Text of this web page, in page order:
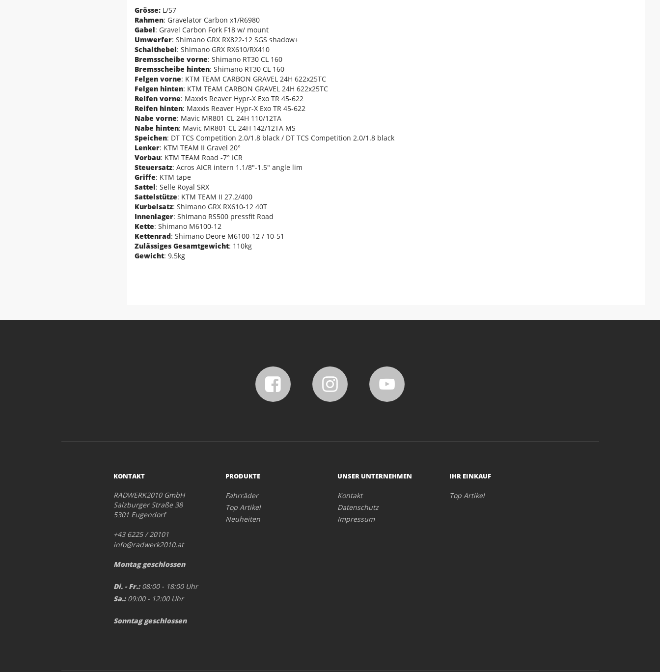
Grösse: L/57
Rahmen: Gravelator Carbon x1/R6980
Gabel: Gravel Carbon Fork F18 w/ mount
Umwerfer: Shimano GRX RX822-12 SGS shadow+
Schalthebel: Shimano GRX RX610/RX410
Bremsscheibe vorne: Shimano RT30 CL 160
Bremsscheibe hinten: Shimano RT30 CL 160
Felgen vorne: KTM TEAM CARBON GRAVEL 24H 622x25TC
Felgen hinten: KTM TEAM CARBON GRAVEL 24H 622x25TC
Reifen vorne: Maxxis Reaver Hypr-X Exo TR 45-622
Reifen hinten: Maxxis Reaver Hypr-X Exo TR 45-622
Nabe vorne: Mavic MR801 CL 24H 110/12TA
Nabe hinten: Mavic MR801 CL 24H 142/12TA MS
Speichen: DT TCS Competition 2.0/1.8 black / DT TCS Competition 2.0/1.8 black
Lenker: KTM TEAM II Gravel 20°
Vorbau: KTM TEAM Road -7° ICR
Steuersatz: Acros AICR intern 1.1/8"-1.5" angle lim
Griffe: KTM tape
Sattel: Selle Royal SRX
Sattelstütze: KTM TEAM II 27.2/400
Kurbelsatz: Shimano GRX RX610-12 40T
Innenlager: Shimano RS500 pressfit Road
Kette: Shimano M6100-12
Kettenrad: Shimano Deore M6100-12 / 10-51
Zulässiges Gesamtgewicht: 110kg
Gewicht: 9.5kg
KONTAKT
RADWERK2010 GmbH
Salzburger Straße 38
5301 Eugendorf
+43 6225 / 20101
info@radwerk2010.at
Montag geschlossen
Di. - Fr.:08:00 - 18:00 Uhr
Sa.:09:00 - 12:00 Uhr
Sonntag geschlossen
PRODUKTE
Fahrräder
Top Artikel
Neuheiten
UNSER UNTERNEHMEN
Kontakt
Datenschutz
Impressum
IHR EINKAUF
Top Artikel